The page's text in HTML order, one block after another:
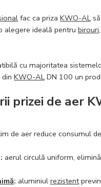
fac ca priza KWO-ALsă
alegere ideală pentru birouri,
cu majoritatea
KWO-ALDN 100 un
prizei de aer
de aer reduce consumul
aerul circulă uniform,
: aluminiul rezistent